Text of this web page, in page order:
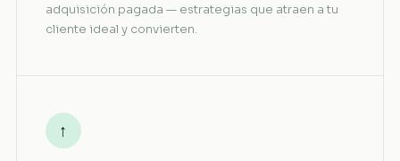
adquisición pagada — estrategias que atraen a tu
cliente ideal y convierten.
↑